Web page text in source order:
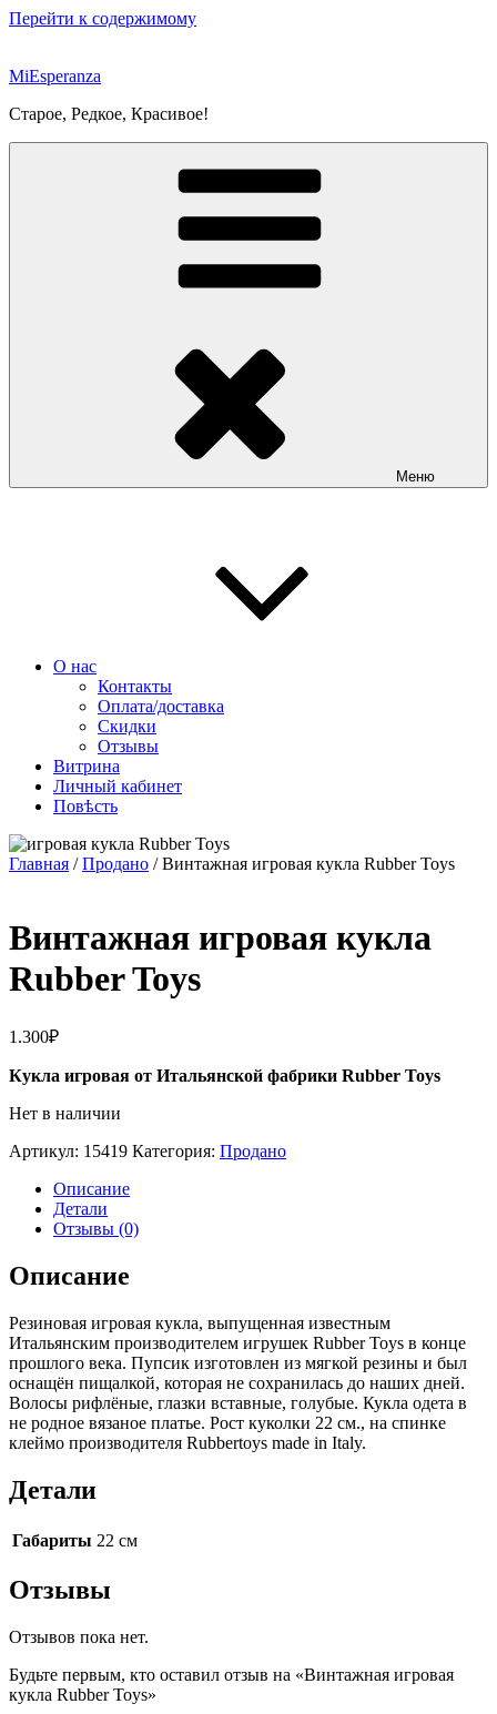
Перейти к содержимому
MiEsperanza
Старое, Редкое, Красивое!
Меню
О нас
Контакты
Оплата/доставка
Скидки
Отзывы
Витрина
Личный кабинет
Повѣсть
Главная /Продано / Винтажная игровая кукла Rubber Toys
Винтажная игровая кукла
Rubber Toys
1.300₽
Кукла игровая от Итальянской фабрики Rubber Toys
Нет в наличии
Артикул: 15419 Категория: Продано
Описание
Детали
Отзывы (0)
Описание
Резиновая игровая кукла, выпущенная известным
Итальянским производителем игрушек Rubber Toys в конце
прошлого века. Пупсик изготовлен из мягкой резины и был
оснащён пищалкой, которая не сохранилась до наших дней.
Волосы рифлёные, глазки вставные, голубые. Кукла одета в
не родное вязаное платье. Рост куколки 22 см., на спинке
клеймо производителя Rubbertoys made in Italy.
Детали
Габариты 22 см
Отзывы
Отзывов пока нет.
Будьте первым, кто оставил отзыв на «Винтажная игровая
кукла Rubber Toys»